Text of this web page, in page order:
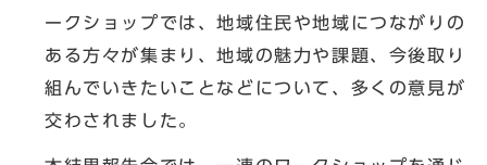
ークショップでは、地域住民や地域につながりの
ある方々が集まり、地域の魅力や課題、今後取り
組んでいきたいことなどについて、多くの意見が
交わされました。